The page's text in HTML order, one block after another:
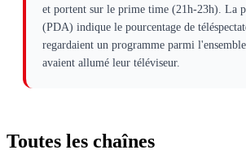
et portent sur le prime time (21h-23h). La
(PDA) indique le pourcentage de
regardaient un programme parmi
avaient allumé leur téléviseur.
Toutes les chaînes